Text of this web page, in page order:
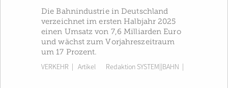
Die Bahnindustrie in Deutschland
verzeichnet im ersten Halbjahr 2025
einen Umsatz von 7,6 Milliarden Euro
und wächst zum Vorjahreszeitraum
um 17 Prozent.
VERKEHR | Artikel Redaktion SYSTEM||BAHN